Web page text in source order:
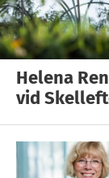
Helena
vid